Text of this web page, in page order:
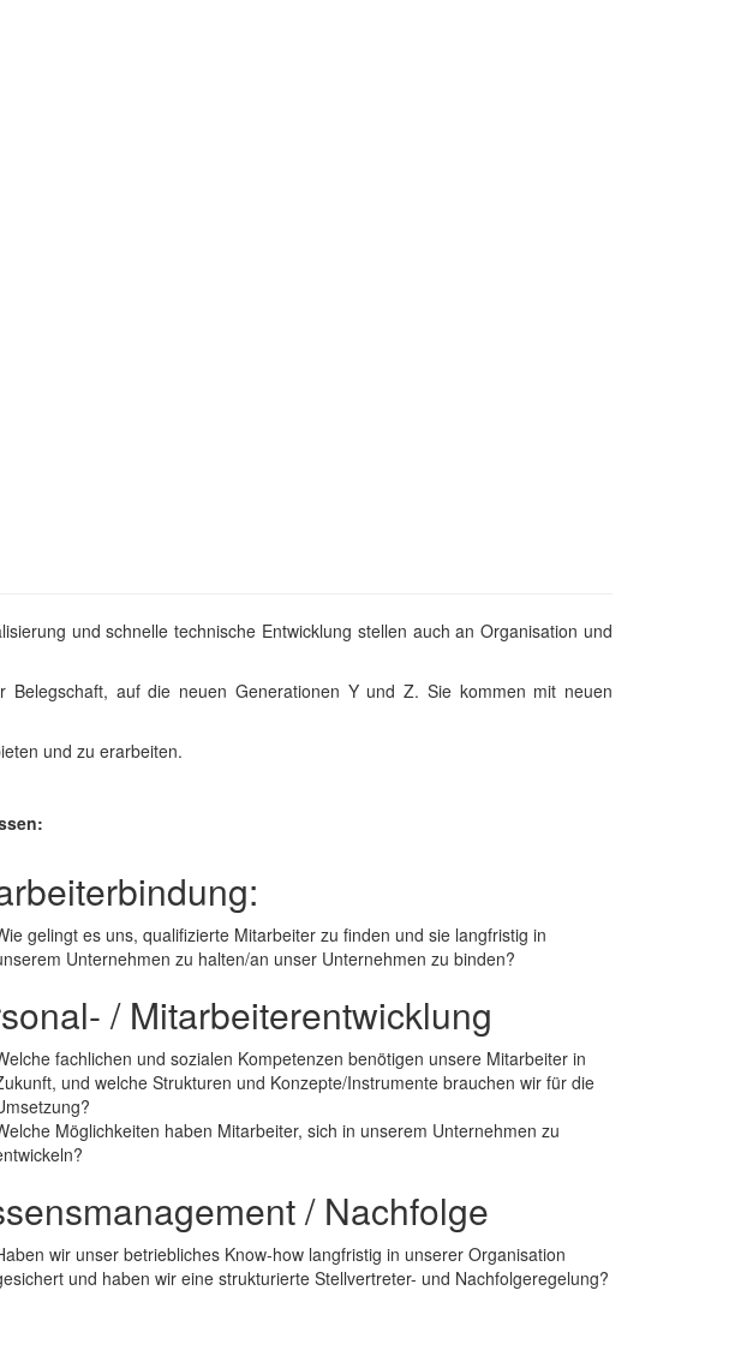
und schnelle technische Entwicklung stellen auch an Organisation und
Belegschaft, auf die neuen Generationen Y und Z. Sie kommen mit neuen
und zu erarbeiten.
gelingt es uns, qualifizierte Mitarbeiter zu finden und sie langfristig in
Unternehmen zu halten/an unser Unternehmen zu binden?
/ Mitarbeiterentwicklung
fachlichen und sozialen Kompetenzen benötigen unsere Mitarbeiter in
und welche Strukturen und Konzepte/Instrumente brauchen wir für die
Möglichkeiten haben Mitarbeiter, sich in unserem Unternehmen zu
/ Nachfolge
wir unser betriebliches Know-how langfristig in unserer Organisation
und haben wir eine strukturierte Stellvertreter- und Nachfolgeregelung?